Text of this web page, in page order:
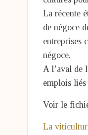
La récente
de négoce
entreprises
négoce.
A l’aval de
emplois
Voir le
La